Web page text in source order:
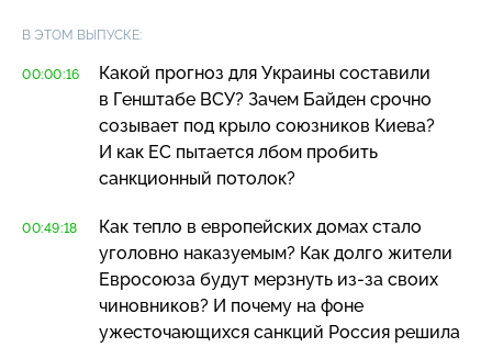
В ЭТОМ ВЫПУСКЕ:
00:00:16
Какой прогноз для Украины составили
в Генштабе ВСУ? Зачем Байден срочно
созывает под крыло союзников Киева?
И как ЕС пытается лбом пробить
санкционный потолок?
00:49:18
Как тепло в европейских домах стало
уголовно наказуемым? Как долго жители
Евросоюза будут мерзнуть из-за своих
чиновников? И почему на фоне
ужесточающихся санкций Россия решила